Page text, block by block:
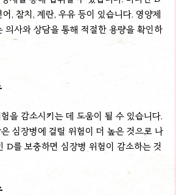
, 참치, 계란, 우유 등이 있습니다. 영양제
의사와 상담을 통해 적절한 용량을 확인하
을 감소시키는 데 도움이 될 수 있습니다.
심장병에 걸릴 위험이 더 높은 것으로 나
D를 보충하면 심장병 위험이 감소하는 것